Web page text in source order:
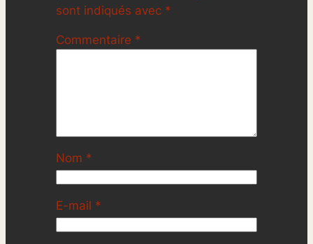
sont indiqués avec *
Commentaire *
Nom *
E-mail *